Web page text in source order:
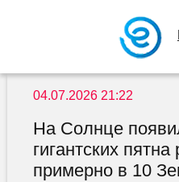
04.07.2026 21:22
На Солнце
гигантских
примерно в 10